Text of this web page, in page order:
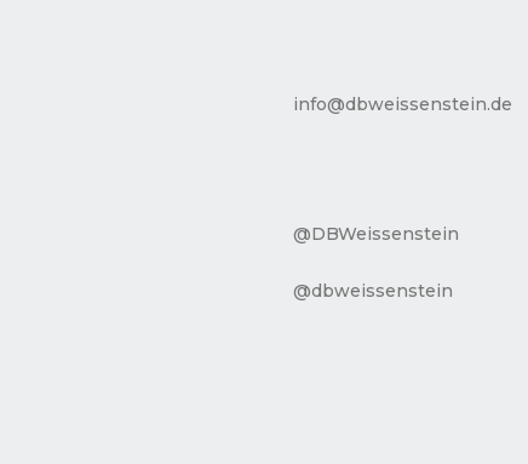
info@dbweissenstein.de
@DBWeissenstein
@dbweissenstein